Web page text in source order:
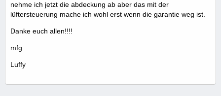
nehme ich jetzt die abdeckung ab aber das mit der
lüftersteuerung mache ich wohl erst wenn die garantie weg ist.
Danke euch allen!!!!
mfg
Luffy